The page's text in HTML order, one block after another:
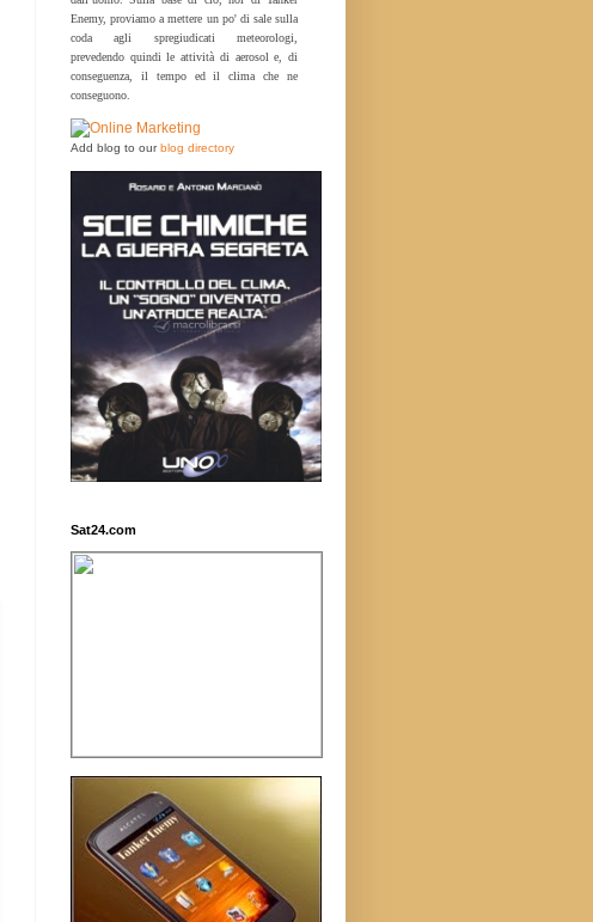
Enemy, proviamo a mettere un po' di sale sulla
coda agli spregiudicati meteorologi,
prevedendo quindi le attività di aerosol e, di
conseguenza, il tempo ed il clima che ne
conseguono.
Add blog to ourblog directory
Sat24.com